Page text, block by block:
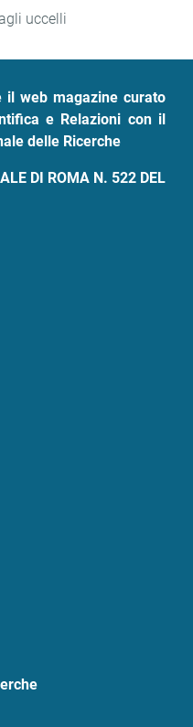
uccelli
il web magazine curato
e Relazioni con il
delle Ricerche
DI ROMA N. 522 DEL